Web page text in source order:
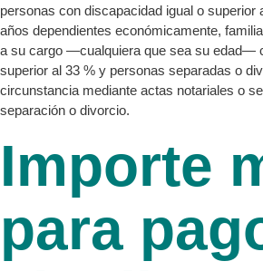
personas con discapacidad igual o
años dependientes económicamente,
a su cargo —cualquiera que sea su edad—
superior al 33 % y personas separadas o
circunstancia mediante actas notariales o
separación o divorcio.
Importe
para